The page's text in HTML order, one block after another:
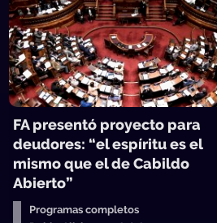
FA presentó proyecto para
deudores: “el espíritu es el
mismo que el de Cabildo
Abierto”
Programas completos